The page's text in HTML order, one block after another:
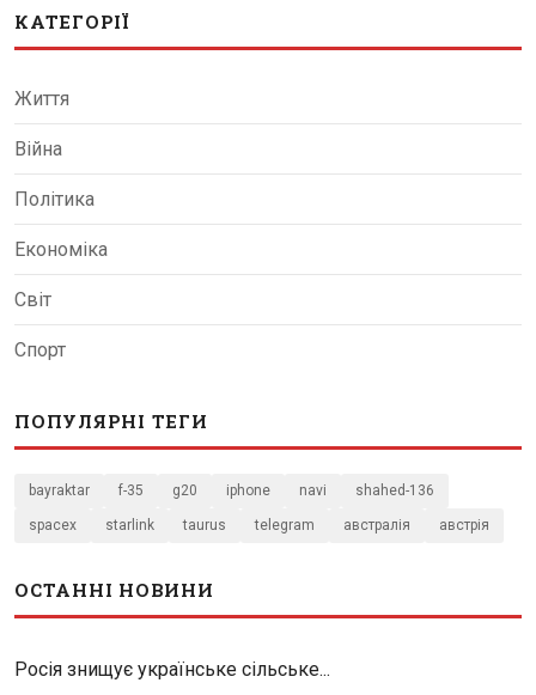
КАТЕГОРІЇ
Життя
Війна
Політика
Економіка
Світ
Спорт
ПОПУЛЯРНІ ТЕГИ
bayraktar f-35 g20 iphone navi shahed-136
spacex starlink taurus telegram австралія австрія
ОСТАННІ НОВИНИ
Росія знищує українське сільське...